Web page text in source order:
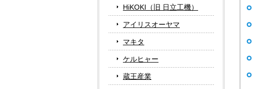
HiKOKI（旧 日立工機）
アイリスオーヤマ
マキタ
ケルヒャー
蔵王産業